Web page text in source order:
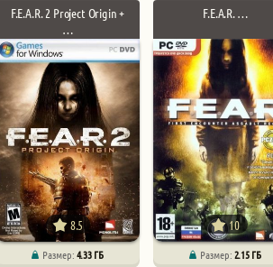
F.E.A.R. 2 Project Origin +
…
8.5
Размер:4.33 ГБ
F.E.A.R. …
10
Размер:2.15 ГБ